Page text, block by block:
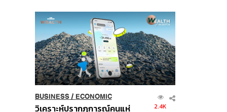
Order
BUSINESS/ ECONOMIC
วิเคราะห์ปรากฏการณ์คนแห่ 2.4K